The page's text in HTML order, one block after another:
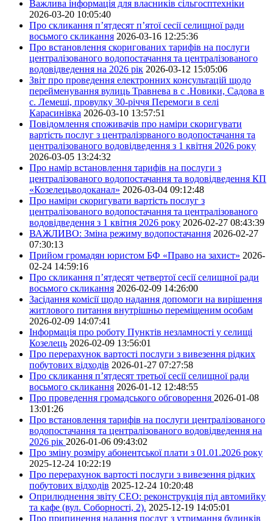
Важлива інформація для власників сільгосптехніки
2026-03-20 10:05:40
Про скликання п’ятдесят п’ятої сесії селищної ради
восьмого скликання 2026-03-16 12:25:36
Про встановлення скоригованих тарифів на послуги
централізованого водопостачання та централізованого
водовідведення на 2026 рік 2026-03-12 15:05:06
Звіт про проведення електронних консультацій щодо
перейменування вулиць Травнева в с .Новики, Садова в
с. Лемеші, провулку 30-річчя Перемоги в селі
Карасинівка 2026-03-10 13:57:51
Повідомлення споживачів про наміри скоригувати
вартість послуг з централізрваного водопостачання та
централізованого водовідведення з 1 квітня 2026 року
2026-03-05 13:24:32
Про намір встановлення тарифів на послуги з
централізованого водопостачання та водовідведення КП
«Козелецьводоканал» 2026-03-04 09:12:48
Про наміри скоригувати вартість послуг з
централізованого водопостачання та централізованого
водовідведення з 1 квітня 2026 року 2026-02-27 08:43:39
ВАЖЛИВО: Зміна режиму водопостачання 2026-02-27
07:30:13
Прийом громадян юристом БФ «Право на захист» 2026-
02-24 14:59:16
Про скликання п’ятдесят четвертої сесії селищної ради
восьмого скликання 2026-02-09 14:26:00
Засідання комісії щодо надання допомоги на вирішення
житлового питання внутрішньо переміщеним особам
2026-02-09 14:07:41
Інформація про роботу Пунктів незламності у селищі
Козелець 2026-02-09 13:56:01
Про перерахунок вартості послуги з вивезення рідких
побутових відходів 2026-01-27 07:27:58
Про скликання п’ятдесят третьої сесії селищної ради
восьмого скликання 2026-01-12 12:48:55
Про проведення громадського обговорення 2026-01-08
13:01:26
Про встановлення тарифів на послуги централізованого
водопостачання та централізованого водовідведення на
2026 рік 2026-01-06 09:43:02
Про зміну розміру абонентської плати з 01.01.2026 року
2025-12-24 10:22:19
Про перерахунок вартості послуги з вивезення рідких
побутових відходів 2025-12-24 10:20:48
Оприлюднення звіту СЕО: реконструкція під автомийку
та кафе (вул. Соборності, 2). 2025-12-19 14:05:01
Про припинення надання послуг з утримання будинків